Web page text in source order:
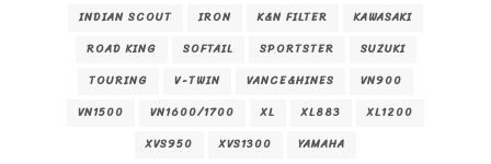
INDIAN SCOUT
IRON K&N FILTER
KAWASAKI
ROAD KING
SOFTAIL SPORTSTER
SUZUKI
TOURING
V-TWIN VANCE&HINES
VN900
VN1500
VN1600/1700 XL XL883
XL1200
XVS950
XVS1300 YAMAHA